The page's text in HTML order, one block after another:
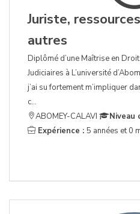
Juriste,
autres
Diplômé d’une Maîtrise en
Judiciaires à L’université
j’ai su fortement m’impliquer
c...
ABOMEY-CALAVI
Niveau
Expérience : 5 années et 0